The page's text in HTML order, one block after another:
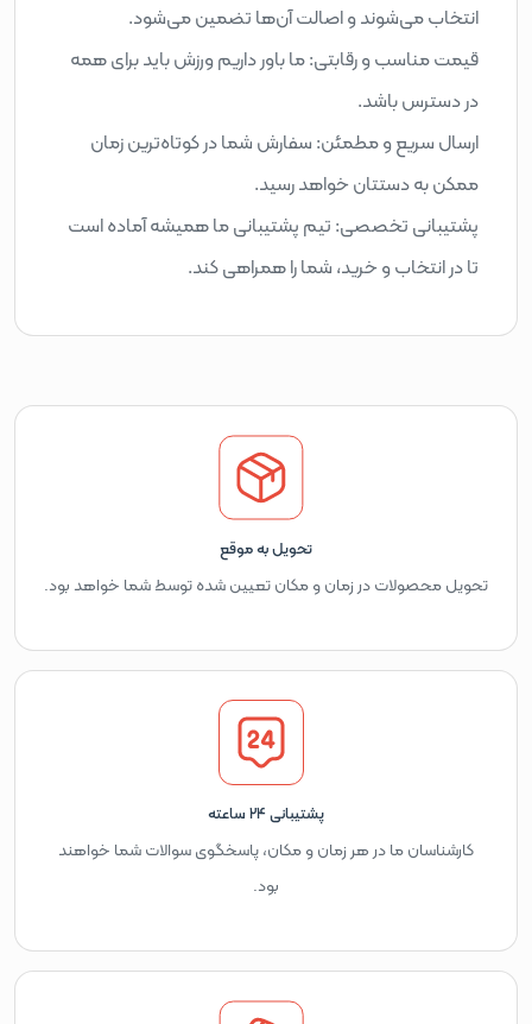
انتخاب می‌شوند و اصالت آن‌ها تضمین می‌شود.
قیمت مناسب و رقابتی: ما باور داریم ورزش باید برای همه
در دسترس باشد.
ارسال سریع و مطمئن: سفارش شما در کوتاه‌ترین زمان
ممکن به دستتان خواهد رسید.
پشتیبانی تخصصی: تیم پشتیبانی ما همیشه آماده است
تا در انتخاب و خرید، شما را همراهی کند.
تحویل به موقع
تحویل محصولات در زمان و مکان تعیین شده توسط شما خواهد بود.
پشتیبانی 24 ساعته
کارشناسان ما در هر زمان و مکان، پاسخگوی سوالات شما خواهند
بود.